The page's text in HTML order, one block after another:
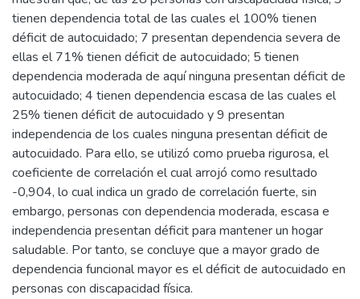
tienen dependencia total de las cuales el 100% tienen
déficit de autocuidado; 7 presentan dependencia severa de
ellas el 71% tienen déficit de autocuidado; 5 tienen
dependencia moderada de aquí ninguna presentan déficit de
autocuidado; 4 tienen dependencia escasa de las cuales el
25% tienen déficit de autocuidado y 9 presentan
independencia de los cuales ninguna presentan déficit de
autocuidado. Para ello, se utilizó como prueba rigurosa, el
coeficiente de correlación el cual arrojó como resultado
-0,904, lo cual indica un grado de correlación fuerte, sin
embargo, personas con dependencia moderada, escasa e
independencia presentan déficit para mantener un hogar
saludable. Por tanto, se concluye que a mayor grado de
dependencia funcional mayor es el déficit de autocuidado en
personas con discapacidad física.